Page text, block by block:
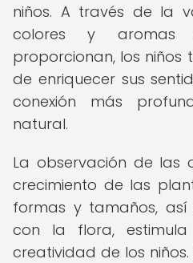
niños. A través de la
colores y
proporcionan, los niños
de enriquecer sus
conexión más
natural.
La observación de las
crecimiento de las
formas y tamaños,
con la flora,
creatividad de los